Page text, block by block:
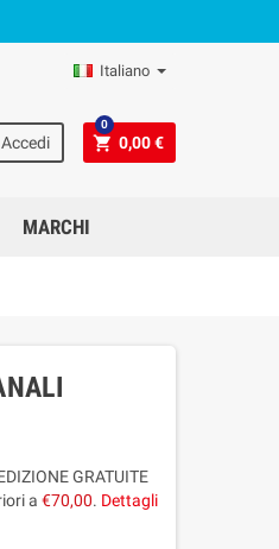
Italiano
Accedi shopping_cart 0,00 €
0
MARCHI
GRATUITE
a €70,00. Dettagli